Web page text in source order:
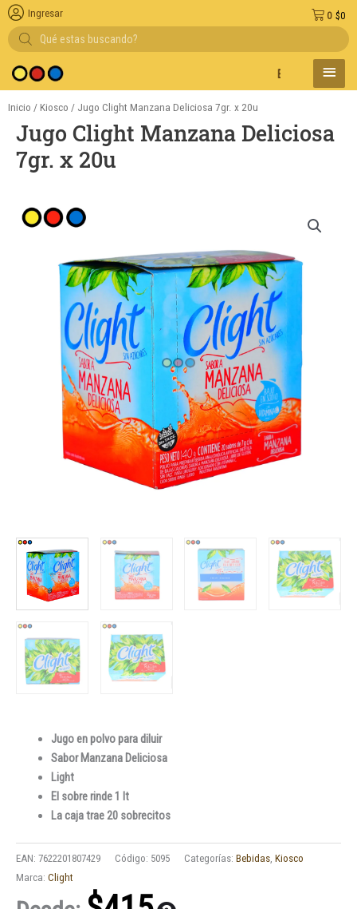
Búsqueda
de
productos
Entregas en el día
$0
0
Ingresar
MENÚ
Inicio / Kiosco / Jugo Clight Manzana Deliciosa 7gr. x 20u
Jugo Clight Manzana Deliciosa
7gr. x 20u
Jugo en polvo para diluir
Sabor Manzana Deliciosa
Light
El sobre rinde 1 lt
La caja trae 20 sobrecitos
EAN: 7622201807429 Código: 5095 Categorías: Bebidas Kiosco
Marca: Clight